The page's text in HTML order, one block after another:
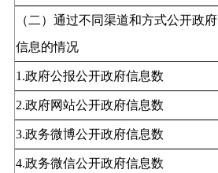
（二）通过不同渠道和方式公开政府
信息的情况
1.政府公报公开政府信息数
2.政府网站公开政府信息数
3.政务微博公开政府信息数
4.政务微信公开政府信息数